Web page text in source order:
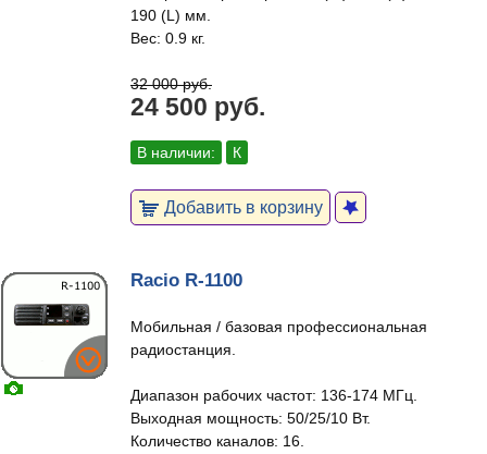
190 (L) мм.
Вес: 0.9 кг.
32 000 руб.
24 500 руб.
В наличии: К
Добавить в корзину
Racio R-1100
Мобильная / базовая профессиональная
радиостанция.
Диапазон рабочих частот: 136-174 МГц.
Выходная мощность: 50/25/10 Вт.
Количество каналов: 16.